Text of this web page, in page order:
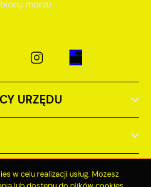
URZĘDU
w celu realizacji usług. Możesz